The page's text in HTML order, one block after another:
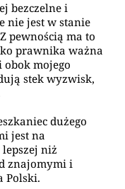
bezczelne i
nie jest w stanie
pewnością ma to
prawnika ważna
obok mojego
stek wyzwisk,
dużego
jest na
niż
znajomymi i
Polski.